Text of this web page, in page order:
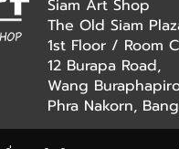
Siam Art Shop
The Old Siam
1st Floor / Room
12 Burapa Road,
Wang
Phra Nakorn,